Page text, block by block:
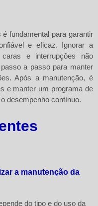
fundamental para garantir
e eficaz. Ignorar a
e interrupções não
a passo para manter
Após a manutenção, é
e manter um programa de
desempenho contínuo.
a manutenção da
do tipo e do uso da